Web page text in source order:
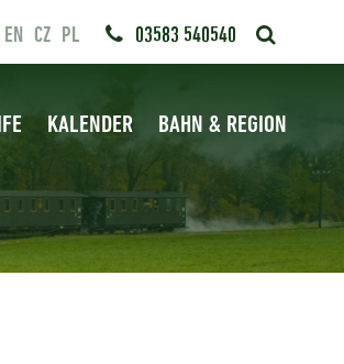
EN CZ PL 03583 540540
KALENDER BAHN & REGION